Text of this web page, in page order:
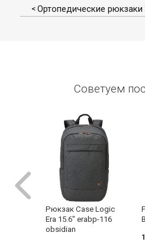
< Ортопедические рюкзаки
Советуем
Рюкзак Case Logic
Era 15.6" erabp-116
obsidian